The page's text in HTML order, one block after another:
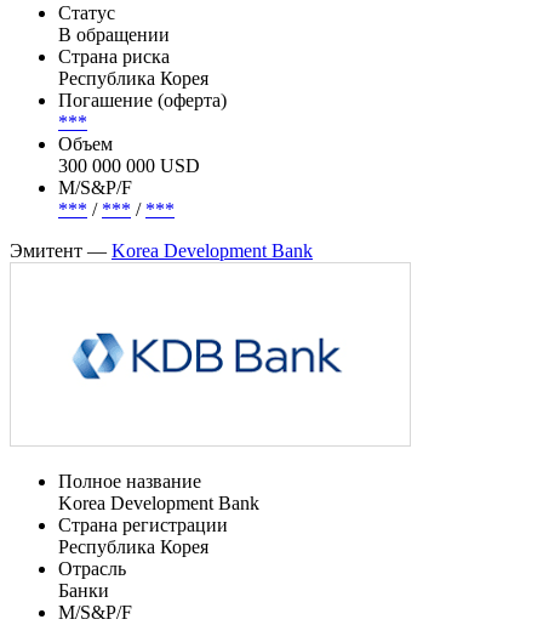
Статус
В обращении
Страна риска
Республика Корея
Погашение (оферта)
***
Объем
300 000 000 USD
М/S&P/F
*** / *** / ***
Эмитент — Korea Development Bank
Полное название
Korea Development Bank
Страна регистрации
Республика Корея
Отрасль
Банки
М/S&P/F